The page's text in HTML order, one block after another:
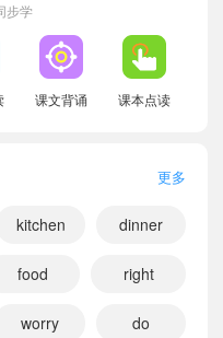
步学
课文背诵 课本点读
更多
kitchen dinner
food right
worry do